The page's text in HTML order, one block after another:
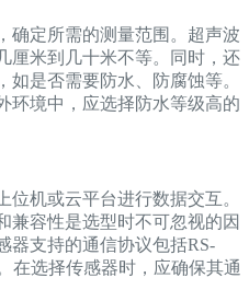
确定所需的测量范围。超声波
厘米到几十米不等。同时，还
如是否需要防水、防腐蚀等。
环境中，应选择防水等级高的
位机或云平台进行数据交互。
兼容性是选型时不可忽视的因
器支持的通信协议包括RS-
在选择传感器时，应确保其通